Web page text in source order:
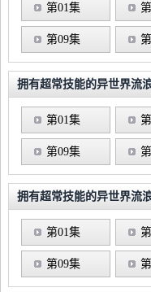
第01集
第09集
拥有超常技能的异世界流
第01集
第09集
拥有超常技能的异世界流
第01集
第09集